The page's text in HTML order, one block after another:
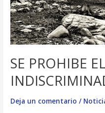
SE PROHIBE
Deja un comentario /
AGUA